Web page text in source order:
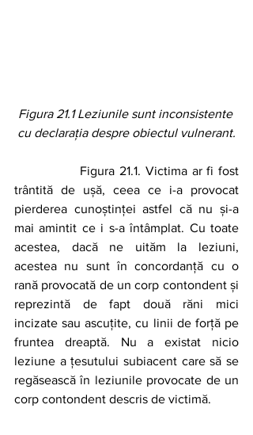
Figura 21.1 Leziunile sunt inconsistente
cu declarația despre obiectul vulnerant.
trântită de ușă, ceea ce i-a provocat
pierderea cunoștinței astfel că nu și-a
mai amintit ce i s-a întâmplat. Cu toate
acestea, dacă ne uităm la leziuni,
acestea nu sunt în concordanță cu o
rană provocată de un corp contondent și
reprezintă de fapt două răni mici
incizate sau ascuțite, cu linii de forță pe
fruntea dreaptă. Nu a existat nicio
leziune a țesutului subiacent care să se
regăsească în leziunile provocate de un
corp contondent descris de victimă.